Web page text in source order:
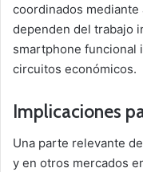
coordinados
dependen del trabajo
smartphone funcional
circuitos económicos.
Implicaciones
Una parte relevante
y en otros mercados